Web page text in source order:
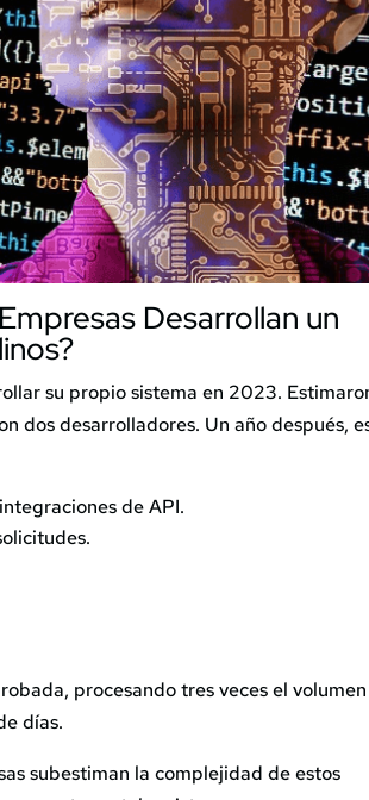
Desarrollan un
?
su propio sistema en 2023.
dos desarrolladores. Un año después,
de API.
procesando tres veces el
días.
subestiman la complejidad de estos